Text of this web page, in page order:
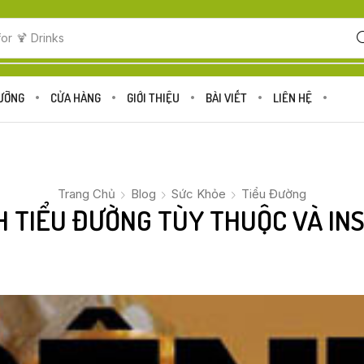
🍋 Fruits
CỬA HÀNG GIỚI THIỆU BÀI VIẾT LIÊN HỆ
Trang Chủ Blog Sức Khỏe Tiểu Đường
TIỂU ĐƯỜNG TÙY THUỘC VÀ